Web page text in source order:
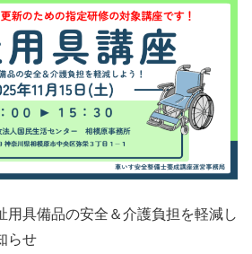
用具備品の安全＆介護負担を軽減し
らせ